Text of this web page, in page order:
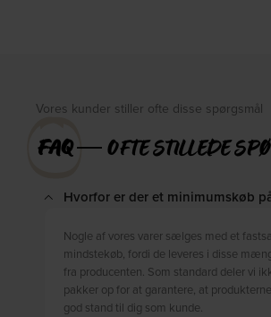
Vores kunder stiller ofte disse spørgsmål
FAQ― OFTE STILLEDE
Hvorfor er der et minimumskøb
Nogle af vores varer sælges med et
mindstekøb, fordi de leveres i disse
fra producenten. Som standard deler vi
pakker op for at garantere, at
god stand til dig som kunde.